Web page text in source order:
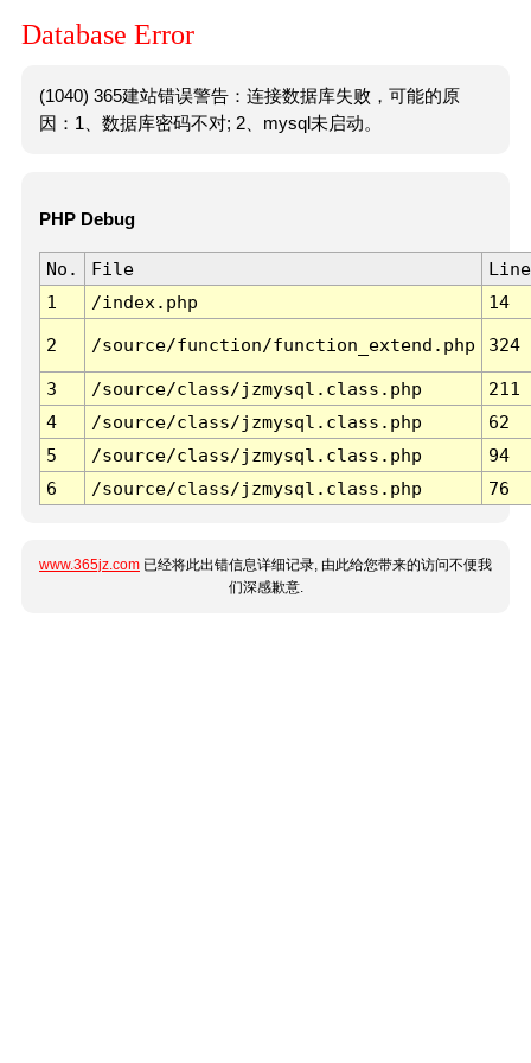
Database Error
(1040) 365建站错误警告：连接数据库失败，可能的原
因：1、数据库密码不对; 2、mysql未启动。
PHP Debug
No. File
Line
1
/index.php 14
2 /source/function/function_extend.php 324
3 /source/class/jzmysql.class.php
211
4
/source/class/jzmysql.class.php
62
5
/source/class/jzmysql.class.php
94
6
/source/class/jzmysql.class.php 76
www.365jz.com 已经将此出错信息详细记录, 由此给您带来的访问不便我
们深感歉意.